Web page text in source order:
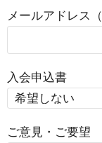
メールアドレス（
入会申込書
ご意見・ご要望